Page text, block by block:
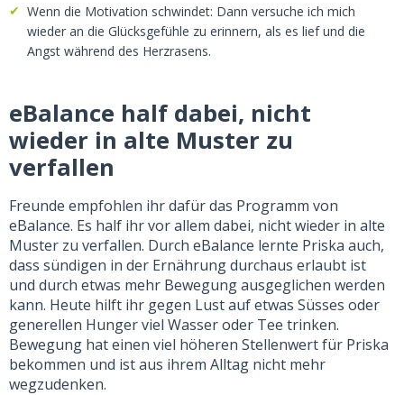
Wenn die Motivation schwindet: Dann versuche ich mich
wieder an die Glücksgefühle zu erinnern, als es lief und die
Angst während des Herzrasens.
eBalance half dabei, nicht
wieder in alte Muster zu
verfallen
Freunde empfohlen ihr dafür das Programm von
eBalance. Es half ihr vor allem dabei, nicht wieder in alte
Muster zu verfallen. Durch eBalance lernte Priska auch,
dass sündigen in der Ernährung durchaus erlaubt ist
und durch etwas mehr Bewegung ausgeglichen werden
kann. Heute hilft ihr gegen Lust auf etwas Süsses oder
generellen Hunger viel Wasser oder Tee trinken.
Bewegung hat einen viel höheren Stellenwert für Priska
bekommen und ist aus ihrem Alltag nicht mehr
wegzudenken.